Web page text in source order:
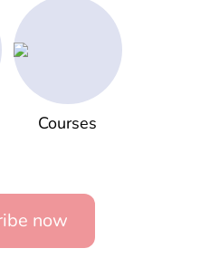
Courses
now